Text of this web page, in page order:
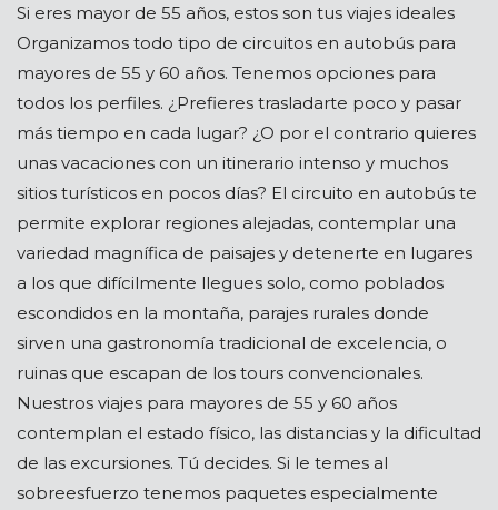
Si eres mayor de 55 años, estos son tus viajes ideales
Organizamos todo tipo de circuitos en autobús para
mayores de 55 y 60 años. Tenemos opciones para
todos los perfiles. ¿Prefieres trasladarte poco y pasar
más tiempo en cada lugar? ¿O por el contrario quieres
unas vacaciones con un itinerario intenso y muchos
sitios turísticos en pocos días? El circuito en autobús te
permite explorar regiones alejadas, contemplar una
variedad magnífica de paisajes y detenerte en lugares
a los que difícilmente llegues solo, como poblados
escondidos en la montaña, parajes rurales donde
sirven una gastronomía tradicional de excelencia, o
ruinas que escapan de los tours convencionales.
Nuestros viajes para mayores de 55 y 60 años
contemplan el estado físico, las distancias y la dificultad
de las excursiones. Tú decides. Si le temes al
sobreesfuerzo tenemos paquetes especialmente